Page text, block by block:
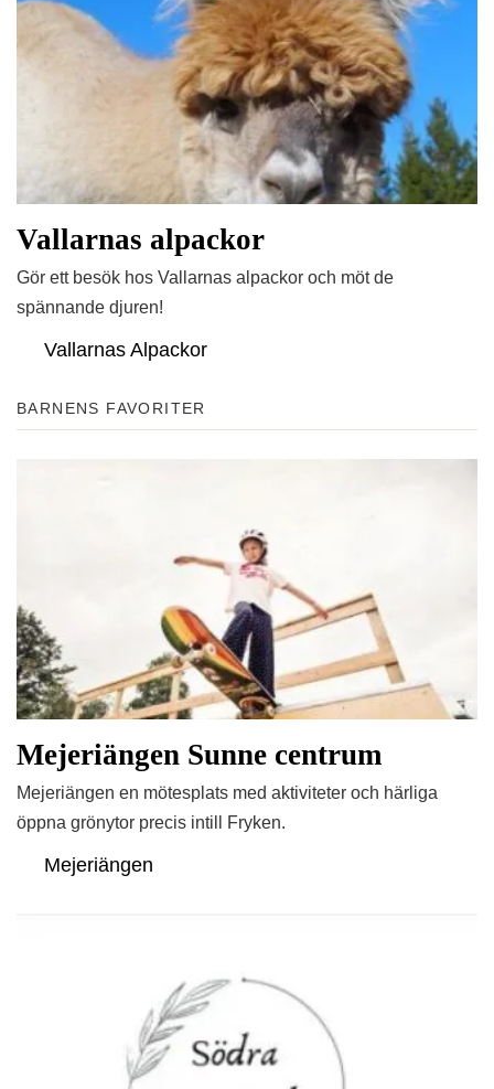
Vallarnas alpackor
Gör ett besök hos Vallarnas alpackor och möt de
spännande djuren!
Vallarnas Alpackor
BARNENS FAVORITER
Mejeriängen Sunne centrum
Mejeriängen en mötesplats med aktiviteter och härliga
öppna grönytor precis intill Fryken.
Mejeriängen